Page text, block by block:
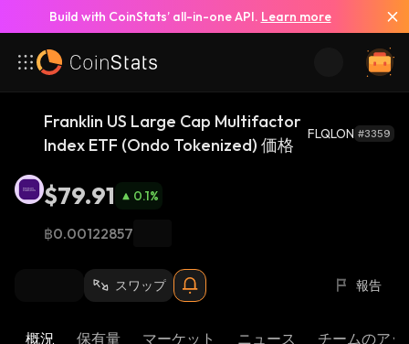
Build with CoinStats’ all-in-one API. Learn more
Franklin US Large Cap Multifactor
Index ETF (Ondo Tokenized) 価格
FLQLON #3359
$79.91 0.1%
฿0.00122857
スワップ 報告
概況 保有量 マーケット ニュース チームのア